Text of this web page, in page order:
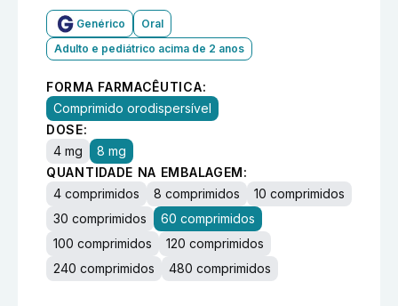
Genérico
Oral
Adulto e pediátrico acima de 2 anos
FORMA FARMACÊUTICA:
Comprimido orodispersível
DOSE:
4 mg
8 mg
QUANTIDADE NA EMBALAGEM:
4 comprimidos
8 comprimidos
10 comprimidos
30 comprimidos
60 comprimidos
100 comprimidos
120 comprimidos
240 comprimidos
480 comprimidos